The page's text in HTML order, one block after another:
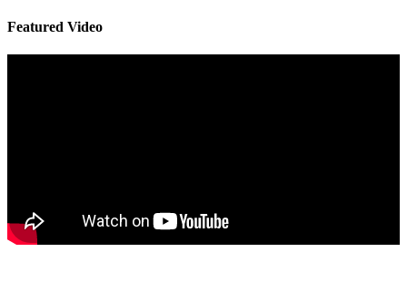
Featured Video